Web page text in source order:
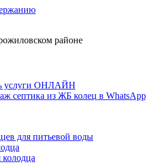
районе
услуги ОНЛАЙН
для питьевой воды